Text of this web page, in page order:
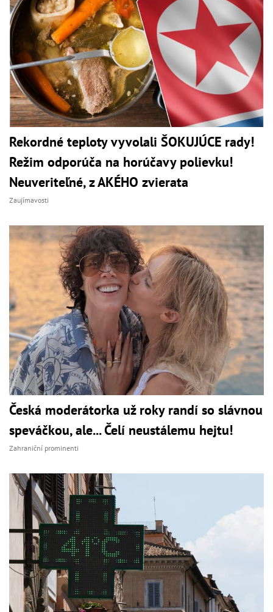
Rekordné teploty vyvolali ŠOKUJÚCE rady!
Režim odporúča na horúčavy polievku!
Neuveriteľné, z AKÉHO zvierata
Zaujímavosti
Česká moderátorka už roky randí so slávnou
speváčkou, ale... Čelí neustálemu hejtu!
Zahraniční prominenti